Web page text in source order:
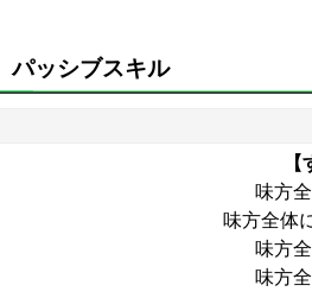
パッシブスキル
味方
味方全体
味方
味方